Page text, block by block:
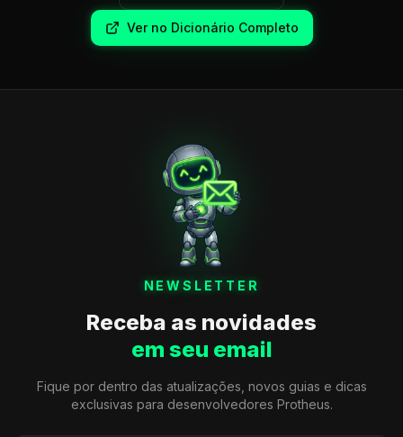
Ver no Dicionário Completo
NEWSLETTER
Receba as novidades
em seu email
Fique por dentro das atualizações, novos guias e dicas
exclusivas para desenvolvedores Protheus.